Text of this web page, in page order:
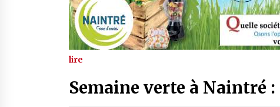
lire
Semaine verte à Naintré